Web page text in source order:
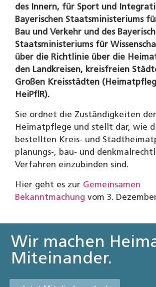
des Innern, für Sport und
Bayerischen Staatsministeriums
Bau und Verkehr und des
Staatsministeriums für
über die Richtlinie über die
den Landkreisen, kreisfreien
Großen Kreisstädten
HeiPflR).
Sie ordnet die Zuständigkeiten der
Heimatpflege und stellt dar, wie
bestellten Kreis- und
planungs-, bau- und
Verfahren einzubinden sind.
Hier geht es zur Gemeinsamen
Bekanntmachung vom 3.
Wir machen
Miteinander.